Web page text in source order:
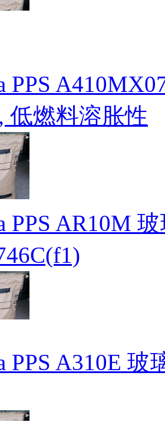
PPS
低燃料溶胀性
PPS AR10M
PPS A310E